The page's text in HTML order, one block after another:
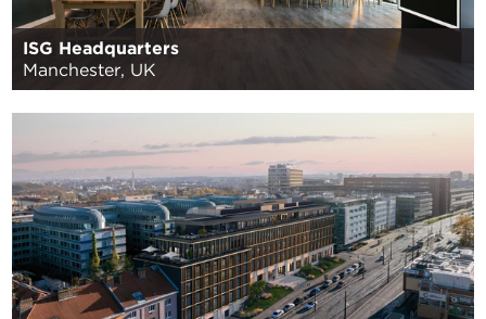
ISG Headquarters
Manchester, UK